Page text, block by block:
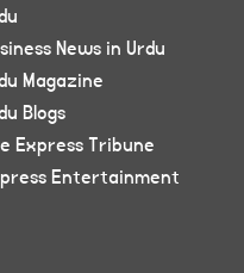
News in Urdu
Magazine
Blogs
Express Tribune
Entertainment